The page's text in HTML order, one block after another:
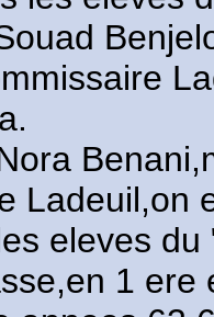
Ladeuil,on
eleves
1 ere